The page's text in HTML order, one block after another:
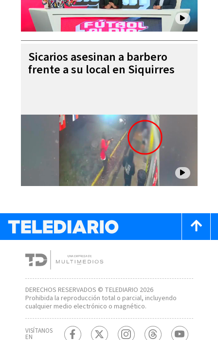
Sicarios asesinan a barbero
frente a su local en Siquirres
DERECHOS RESERVADOS © TELEDIARIO 2026
Prohibida la reproducción total o parcial, incluyendo
cualquier medio electrónico o magnético.
VISÍTANOS
EN